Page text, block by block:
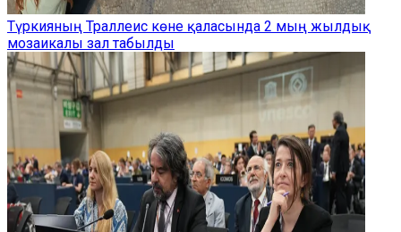
Түркияның Траллеис көне қаласында 2 мың жылдық
мозаикалы зал табылды